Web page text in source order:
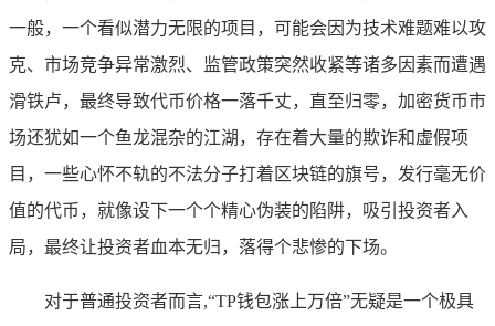
一般，一个看似潜力无限的项目，可能会因为技术难题难以攻
克、市场竞争异常激烈、监管政策突然收紧等诸多因素而遭遇
滑铁卢，最终导致代币价格一落千丈，直至归零，加密货币市
场还犹如一个鱼龙混杂的江湖，存在着大量的欺诈和虚假项
目，一些心怀不轨的不法分子打着区块链的旗号，发行毫无价
值的代币，就像设下一个个精心伪装的陷阱，吸引投资者入
局，最终让投资者血本无归，落得个悲惨的下场。
对于普通投资者而言,“TP钱包涨上万倍”无疑是一个极具